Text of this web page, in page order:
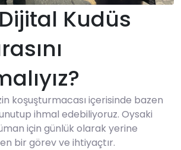
Kudüs
koşuşturmacası içerisinde bazen
ihmal edebiliyoruz. Oysaki
için günlük olarak yerine
bir görev ve ihtiyaçtır.